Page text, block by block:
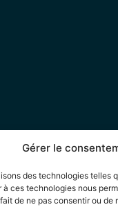
Gérer le
des technologies
ces technologies nous
de ne pas consentir ou